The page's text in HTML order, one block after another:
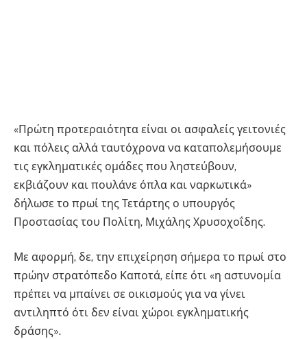
«Πρώτη προτεραιότητα είναι οι ασφαλείς γειτονιές
και πόλεις αλλά ταυτόχρονα να καταπολεμήσουμε
τις εγκληματικές ομάδες που ληστεύβουν,
εκβιάζουν και πουλάνε όπλα και ναρκωτικά»
δήλωσε το πρωί της Τετάρτης ο υπουργός
Προστασίας του Πολίτη, Μιχάλης Χρυσοχοΐδης.
Με αφορμή, δε, την επιχείρηση σήμερα το πρωί στο
πρώην στρατόπεδο Καποτά, είπε ότι «η αστυνομία
πρέπει να μπαίνει σε οικισμούς για να γίνει
αντιληπτό ότι δεν είναι χώροι εγκληματικής
δράσης».